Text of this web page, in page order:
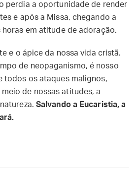
perdia a oportunidade de render
e após a Missa, chegando a
horas em atitude de adoração.
e o ápice da nossa vida cristã.
de neopaganismo, é nosso
todos os ataques malignos,
de nossas atitudes, a
Salvando a Eucaristia, a